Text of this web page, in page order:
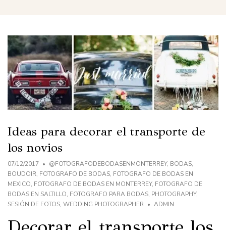
Ideas para decorar el transporte de
los novios
07/12/2017 @FOTOGRAFODEBODASENMONTERREY, BODAS,
BOUDOIR, FOTOGRAFO DE BODAS, FOTOGRAFO DE BODAS EN
MEXICO, FOTOGRAFO DE BODAS EN MONTERREY, FOTOGRAFO DE
BODAS EN SALTILLO, FOTOGRAFO PARA BODAS, PHOTOGRAPHY,
SESIÓN DE FOTOS, WEDDING PHOTOGRAPHER ADMIN